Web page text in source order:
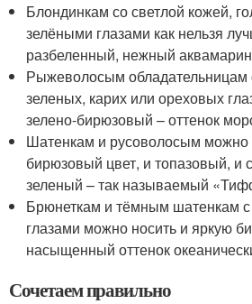
Блондинкам со светлой кожей,
зелёными глазами как нельзя
разбеленный, нежный
Рыжеволосым
зеленых, карих или ореховых
зелено-бирюзовый – оттенок
Шатенкам и русоволосым можно
бирюзовый цвет, и топазовый, и
зеленый – так называемый
Брюнеткам и тёмным шатенкам
глазами можно носить и яркую
насыщенный оттенок
Сочетаем правильно